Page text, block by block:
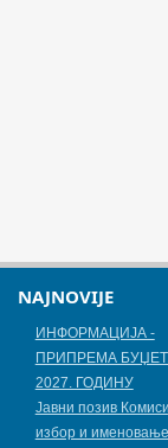
NAJNOVIJE
ИНФОРМАЦИЈА -
ПРИПРЕМА
2027. ГОДИНУ
Jавни позив
избор и